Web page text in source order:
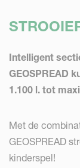
Intelligent
GEOSPREAD
1.100 l. tot
Met de
GEOSPREAD
kinderspel!